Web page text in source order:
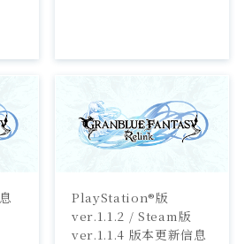
PlayStation®版
ver.1.1.2 / Steam版
ver.1.1.4 版本更新信息